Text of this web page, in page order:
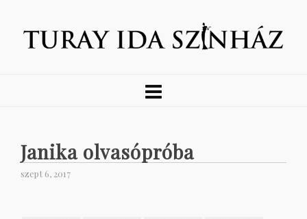
Janika olvasópróba
szept 6, 2017